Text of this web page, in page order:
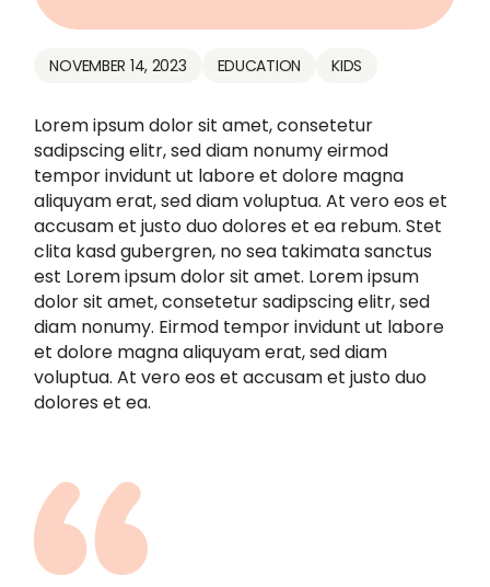
NOVEMBER 14, 2023 EDUCATION KIDS
Lorem ipsum dolor sit amet, consetetur
sadipscing elitr, sed diam nonumy eirmod
tempor invidunt ut labore et dolore magna
aliquyam erat, sed diam voluptua. At vero eos et
accusam et justo duo dolores et ea rebum. Stet
clita kasd gubergren, no sea takimata sanctus
est Lorem ipsum dolor sit amet. Lorem ipsum
dolor sit amet, consetetur sadipscing elitr, sed
diam nonumy. Eirmod tempor invidunt ut labore
et dolore magna aliquyam erat, sed diam
voluptua. At vero eos et accusam et justo duo
dolores et ea.